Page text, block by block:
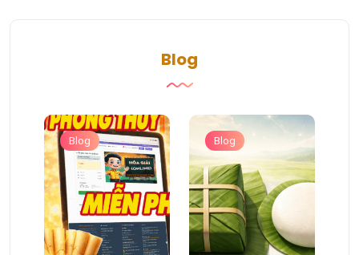
Blog
Blog Blog